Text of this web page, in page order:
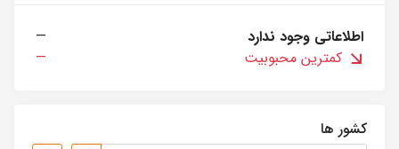
اطلاعاتی وجود ندارد
—
کمترین محبوبیت
—
کشور ها